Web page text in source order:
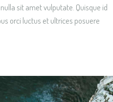
sit amet vulputate. Quisque id
orci luctus et ultrices posuere